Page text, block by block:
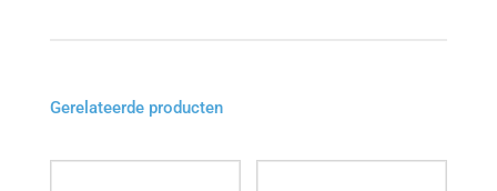
Gerelateerde producten